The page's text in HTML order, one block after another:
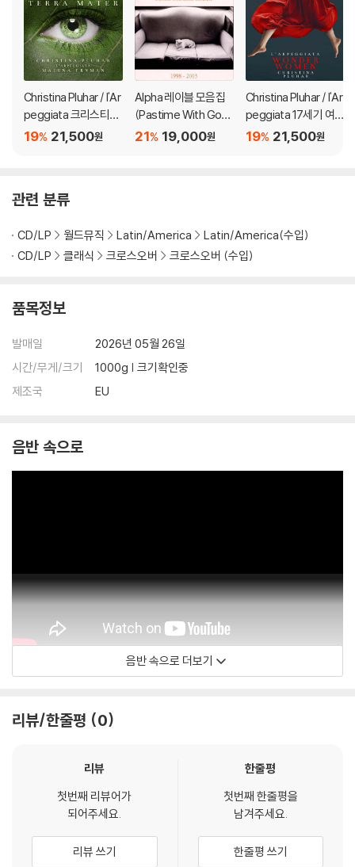
Christina Pluhar / l'Ar
peggiata 크리스티나
플루하, 라르페지아타:
21,500원
19%
Alpha 레이블 모음집
(Pastime With Goo
d Company 1998 - 2
19,000원
21%
Christina Pluhar / l'Ar
peggiata 17세기 여성
작곡가의 음악 모음집
21,500원
19%
관련 분류
CD/LP 월드뮤직 Latin/America
Latin/America(수입)
CD/LP
클래식 크로스오버 크로스오버 (수입)
품목정보
발매일
2026년 05월 26일
시간/무게/크기
1000g | 크기확인중
제조국
EU
음반 속으로
L'Arpeggiata - Christina Pluhar
음반 속으로 더보기
리뷰/한줄평 0
리뷰
첫번째 리뷰어가
되어주세요.
리뷰 쓰기
한줄평
첫번째 한줄평을
남겨주세요.
한줄평 쓰기